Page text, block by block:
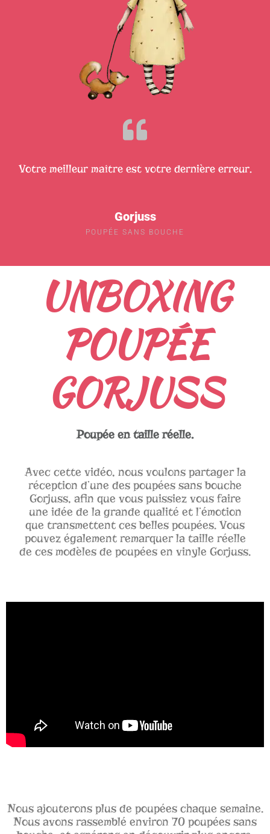
Votre meilleur maître est votre dernière erreur.
Gorjuss
POUPÉE SANS BOUCHE
UNBOXING
POUPÉE
GORJUSS
Poupée en taille réelle.
Avec cette vidéo, nous voulons partager la
réception d’une des poupées sans bouche
Gorjuss, afin que vous puissiez vous faire
une idée de la grande qualité et l’émotion
que transmettent ces belles poupées. Vous
pouvez également remarquer la taille réelle
de ces modèles de poupées en vinyle Gorjuss.
Nous ajouterons plus de poupées chaque semaine.
Nous avons rassemblé environ 70 poupées sans